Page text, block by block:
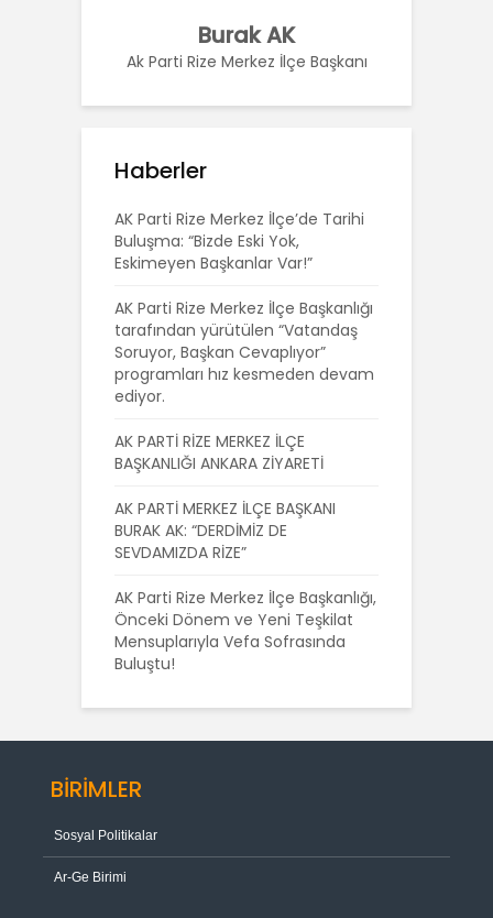
Burak AK
Ak Parti Rize Merkez İlçe Başkanı
Haberler
AK Parti Rize Merkez İlçe’de Tarihi
Buluşma: “Bizde Eski Yok,
Eskimeyen Başkanlar Var!”
AK Parti Rize Merkez İlçe Başkanlığı
tarafından yürütülen “Vatandaş
Soruyor, Başkan Cevaplıyor”
programları hız kesmeden devam
ediyor.
AK PARTİ RİZE MERKEZ İLÇE
BAŞKANLIĞI ANKARA ZİYARETİ
AK PARTİ MERKEZ İLÇE BAŞKANI
BURAK AK: “DERDİMİZ DE
SEVDAMIZDA RİZE”
AK Parti Rize Merkez İlçe Başkanlığı,
Önceki Dönem ve Yeni Teşkilat
Mensuplarıyla Vefa Sofrasında
Buluştu!
BİRİMLER
Sosyal Politikalar
Ar-Ge Birimi